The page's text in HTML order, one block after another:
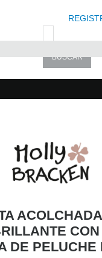
CON
DE PELUCHE